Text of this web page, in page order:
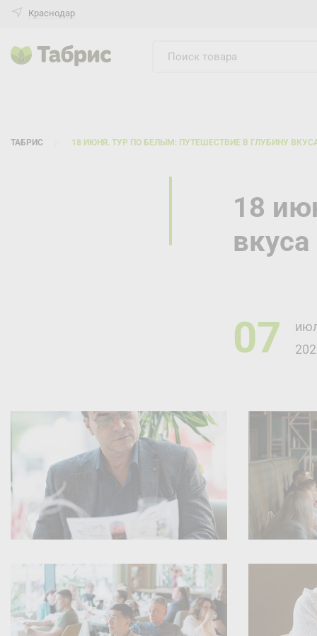
Краснодар
ТАБРИС 18 ИЮНЯ. ТУР ПО БЕЛЫМ: ПУТЕШЕСТВИЕ В ГЛУБИНУ
18
вкуса
07